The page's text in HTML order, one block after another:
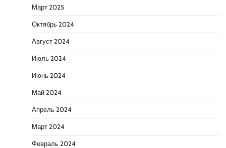
Март 2025
Октябрь 2024
Август 2024
Июль 2024
Июнь 2024
Май 2024
Апрель 2024
Март 2024
Февраль 2024